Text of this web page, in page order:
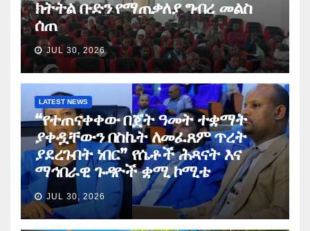
ክትትል ቡድን የማጠቃለያ ግብረ መልስ
ሰጠ
JUL 30, 2026
LATEST NEWS
“የተጠናቀቀው በጀት ዓመት ተቋማት
ያቀዷቸውን በስኬት ለመፈጸም ጥረት
ያደረጉበት ነበር” የሴቶች ሕጻናት እና
ማኅበራዊ ጉዳዮች ቋሚ ኮሚቴ
JUL 30, 2026